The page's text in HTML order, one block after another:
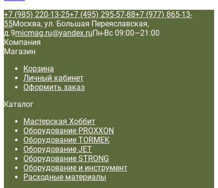
+7 (985) 220-13-25+7 (495) 295-57-88+7 (977) 865-13-
55Москва, ул. Большая Переяславская,
д.9micmag.ru@yandex.ruПн-Вс 09:00—21:00
Компания
Магазин
Корзина
Личный кабинет
Оформить заказ
Каталог
Мастерская Хоббит
Оборудование PROXXON
Оборудование TORMEK
Оборудование JET
Оборудование STRONG
Оборудование и инструмент
Расходные материалы